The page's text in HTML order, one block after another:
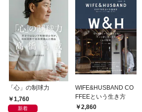
「心」の制球力
1,760
新着
WIFE&HUSBAND CO
FFEEという生き方
2,860